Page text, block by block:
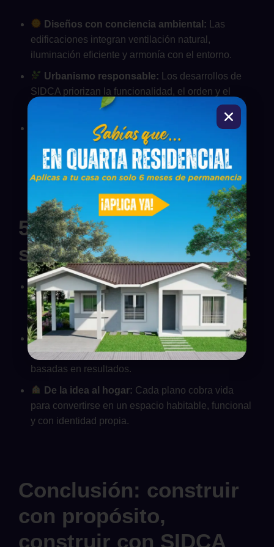
Diseños con conciencia ambiental: Las
edificaciones integran ventilación natural,
iluminación eficiente y armonía con el entorno.
Urbanismo responsable: Los desarrollos de
SIDCA priorizan la funcionalidad, el orden y el
bienestar comunitario.
Tecnología aplicada:
El uso de herramientas
digitales permite visualizar y ajustar los proyectos
antes de su ejecución.
5. Entrega y
satisfacción del cliente
Compromiso cumplido:La entrega de cada
obra representa la culminación de un proceso de
confianza, puntualidad y excelencia.
Relación a largo plazo:SIDCA no solo
construye proyectos, sino relaciones duraderas
basadas en resultados.
De la idea al hogar: Cada plano cobra vida
para convertirse en un espacio habitable, funcional
y con identidad propia.
Conclusión: construir
con propósito,
construir con SIDCA